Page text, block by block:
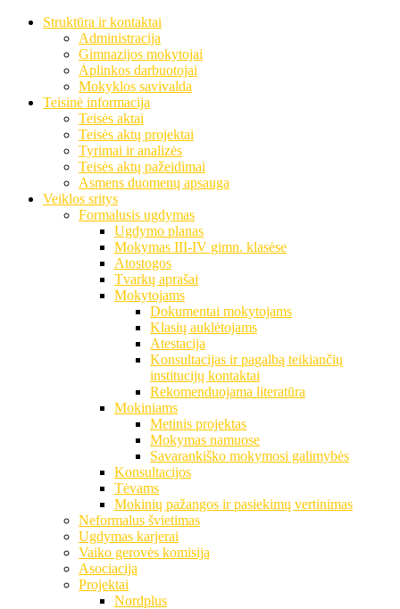
Struktūra ir kontaktai
Administracija
Gimnazijos mokytojai
Aplinkos darbuotojai
Mokyklos savivalda
Teisinė informacija
Teisės aktai
Teisės aktų projektai
Tyrimai ir analizės
Teisės aktų pažeidimai
Asmens duomenų apsauga
Veiklos sritys
Formalusis ugdymas
Ugdymo planas
Mokymas III-IV gimn. klasėse
Atostogos
Tvarkų aprašai
Mokytojams
Dokumentai mokytojams
Klasių auklėtojams
Atestacija
Konsultacijas ir pagalbą teikiančių
institucijų kontaktai
Rekomenduojama literatūra
Mokiniams
Metinis projektas
Mokymas namuose
Savarankiško mokymosi galimybės
Konsultacijos
Tėvams
Mokinių pažangos ir pasiekimų vertinimas
Neformalus švietimas
Ugdymas karjerai
Vaiko gerovės komisija
Asociacija
Projektai
Nordplus